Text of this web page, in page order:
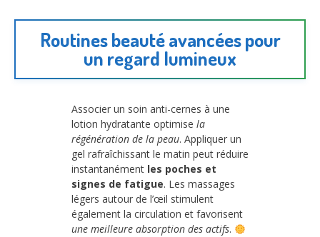
Routines beauté avancées pour
un regard lumineux
Associer un soin anti-cernes à une
lotion hydratante optimise la
régénération de la peau. Appliquer un
gel rafraîchissant le matin peut réduire
instantanément les poches et
signes de fatigue. Les massages
légers autour de l’œil stimulent
également la circulation et favorisent
une meilleure absorption des actifs.